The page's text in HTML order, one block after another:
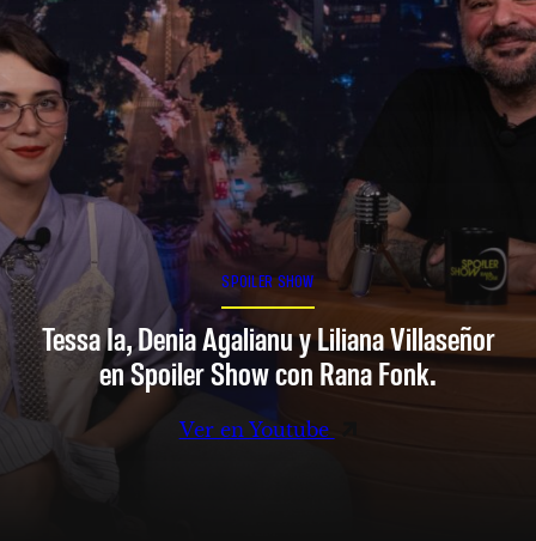
SPOILER SHOW
Tessa Ia, Denia Agalianu y Liliana Villaseñor
en Spoiler Show con Rana Fonk.
Ver en Youtube